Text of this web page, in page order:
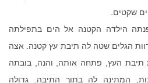
שקטים.
הילדה הקטנה אל הים בתפילתה
הגלים שטה לה תיבת עץ קטנה
אצה
תיבת העץ
פתחה אותה והנה
בובתה
המתינה לה בתוך התיבה גדולה